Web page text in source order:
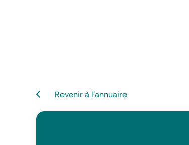
Revenir à l’annuaire